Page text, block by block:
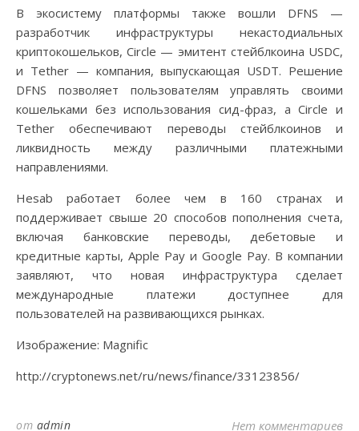
В экосистему платформы также вошли DFNS —
разработчик инфраструктуры некастодиальных
криптокошельков, Circle — эмитент стейблкоина USDC,
и Tether — компания, выпускающая USDT. Решение
DFNS позволяет пользователям управлять своими
кошельками без использования сид-фраз, а Circle и
Tether обеспечивают переводы стейблкоинов и
ликвидность между различными платежными
направлениями.
Hesab работает более чем в 160 странах и
поддерживает свыше 20 способов пополнения счета,
включая банковские переводы, дебетовые и
кредитные карты, Apple Pay и Google Pay. В компании
заявляют, что новая инфраструктура сделает
международные платежи доступнее для
пользователей на развивающихся рынках.
Изображение: Magnific
http://cryptonews.net/ru/news/finance/33123856/
от admin Нет комментариев